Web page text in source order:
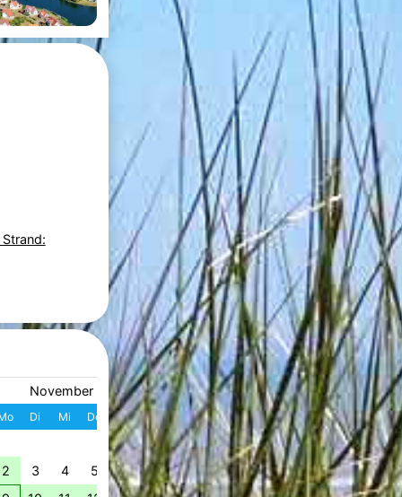
November 2026
Di Mi Do Fr Sa
1
2 3 4 5 6 7 8
Dezember 2026
W Mo Di Mi Do Fr
49 1 2 3 4 5
50 7 8 9 10 11